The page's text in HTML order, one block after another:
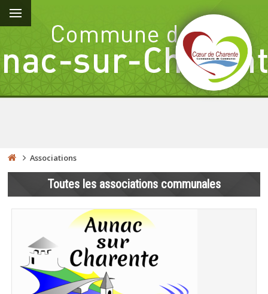
Associations
Toutes les associations communales